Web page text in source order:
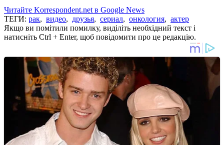
Читайте Korrespondent.net в Google News
ТЕГИ: рак, видео, друзья, сериал, онкология, актер
Якщо ви помітили помилку, виділіть необхідний текст і
натисніть Ctrl + Enter, щоб повідомити про це редакцію.